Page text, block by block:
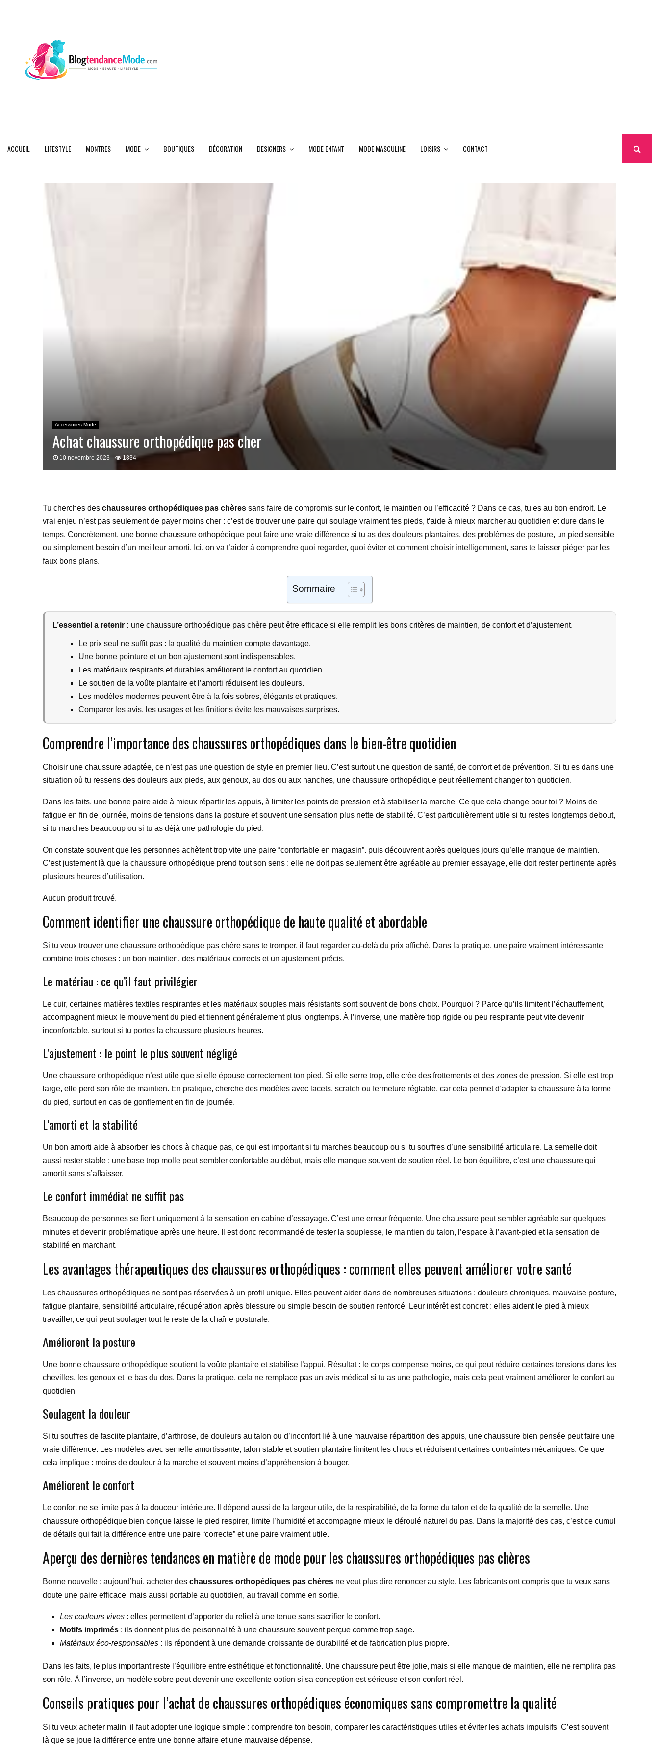
ACCUEIL LIFESTYLE MONTRES MODE BOUTIQUES DÉCORATION DESIGNERS MODE ENFANT MODE MASCULINE LOISIRS CONTACT
Accessoires Mode
Achat chaussure orthopédique pas cher
10 novembre 2023 1834
Tu cherches des chaussures orthopédiques pas chères sans faire de compromis sur le confort, le maintien ou l’efficacité ? Dans ce cas, tu es au bon endroit. Le
vrai enjeu n’est pas seulement de payer moins cher : c’est de trouver une paire qui soulage vraiment tes pieds, t’aide à mieux marcher au quotidien et dure dans le
temps. Concrètement, une bonne chaussure orthopédique peut faire une vraie différence si tu as des douleurs plantaires, des problèmes de posture, un pied sensible
ou simplement besoin d’un meilleur amorti. Ici, on va t’aider à comprendre quoi regarder, quoi éviter et comment choisir intelligemment, sans te laisser piéger par les
faux bons plans.
Sommaire
L’essentiel a retenir : une chaussure orthopédique pas chère peut être efficace si elle remplit les bons critères de maintien, de confort et d’ajustement.
Le prix seul ne suffit pas : la qualité du maintien compte davantage.
Une bonne pointure et un bon ajustement sont indispensables.
Les matériaux respirants et durables améliorent le confort au quotidien.
Le soutien de la voûte plantaire et l’amorti réduisent les douleurs.
Les modèles modernes peuvent être à la fois sobres, élégants et pratiques.
Comparer les avis, les usages et les finitions évite les mauvaises surprises.
Comprendre l’importance des chaussures orthopédiques dans le bien-être quotidien
Choisir une chaussure adaptée, ce n’est pas une question de style en premier lieu. C’est surtout une question de santé, de confort et de prévention. Si tu es dans une
situation où tu ressens des douleurs aux pieds, aux genoux, au dos ou aux hanches, une chaussure orthopédique peut réellement changer ton quotidien.
Dans les faits, une bonne paire aide à mieux répartir les appuis, à limiter les points de pression et à stabiliser la marche. Ce que cela change pour toi ? Moins de
fatigue en fin de journée, moins de tensions dans la posture et souvent une sensation plus nette de stabilité. C’est particulièrement utile si tu restes longtemps debout,
si tu marches beaucoup ou si tu as déjà une pathologie du pied.
On constate souvent que les personnes achètent trop vite une paire “confortable en magasin”, puis découvrent après quelques jours qu’elle manque de maintien.
C’est justement là que la chaussure orthopédique prend tout son sens : elle ne doit pas seulement être agréable au premier essayage, elle doit rester pertinente après
plusieurs heures d’utilisation.
Aucun produit trouvé.
Comment identifier une chaussure orthopédique de haute qualité et abordable
Si tu veux trouver une chaussure orthopédique pas chère sans te tromper, il faut regarder au-delà du prix affiché. Dans la pratique, une paire vraiment intéressante
combine trois choses : un bon maintien, des matériaux corrects et un ajustement précis.
Le matériau : ce qu’il faut privilégier
Le cuir, certaines matières textiles respirantes et les matériaux souples mais résistants sont souvent de bons choix. Pourquoi ? Parce qu’ils limitent l’échauffement,
accompagnent mieux le mouvement du pied et tiennent généralement plus longtemps. À l’inverse, une matière trop rigide ou peu respirante peut vite devenir
inconfortable, surtout si tu portes la chaussure plusieurs heures.
L’ajustement : le point le plus souvent négligé
Une chaussure orthopédique n’est utile que si elle épouse correctement ton pied. Si elle serre trop, elle crée des frottements et des zones de pression. Si elle est trop
large, elle perd son rôle de maintien. En pratique, cherche des modèles avec lacets, scratch ou fermeture réglable, car cela permet d’adapter la chaussure à la forme
du pied, surtout en cas de gonflement en fin de journée.
L’amorti et la stabilité
Un bon amorti aide à absorber les chocs à chaque pas, ce qui est important si tu marches beaucoup ou si tu souffres d’une sensibilité articulaire. La semelle doit
aussi rester stable : une base trop molle peut sembler confortable au début, mais elle manque souvent de soutien réel. Le bon équilibre, c’est une chaussure qui
amortit sans s’affaisser.
Le confort immédiat ne suffit pas
Beaucoup de personnes se fient uniquement à la sensation en cabine d’essayage. C’est une erreur fréquente. Une chaussure peut sembler agréable sur quelques
minutes et devenir problématique après une heure. Il est donc recommandé de tester la souplesse, le maintien du talon, l’espace à l’avant-pied et la sensation de
stabilité en marchant.
Les avantages thérapeutiques des chaussures orthopédiques : comment elles peuvent améliorer votre santé
Les chaussures orthopédiques ne sont pas réservées à un profil unique. Elles peuvent aider dans de nombreuses situations : douleurs chroniques, mauvaise posture,
fatigue plantaire, sensibilité articulaire, récupération après blessure ou simple besoin de soutien renforcé. Leur intérêt est concret : elles aident le pied à mieux
travailler, ce qui peut soulager tout le reste de la chaîne posturale.
Améliorent la posture
Une bonne chaussure orthopédique soutient la voûte plantaire et stabilise l’appui. Résultat : le corps compense moins, ce qui peut réduire certaines tensions dans les
chevilles, les genoux et le bas du dos. Dans la pratique, cela ne remplace pas un avis médical si tu as une pathologie, mais cela peut vraiment améliorer le confort au
quotidien.
Soulagent la douleur
Si tu souffres de fasciite plantaire, d’arthrose, de douleurs au talon ou d’inconfort lié à une mauvaise répartition des appuis, une chaussure bien pensée peut faire une
vraie différence. Les modèles avec semelle amortissante, talon stable et soutien plantaire limitent les chocs et réduisent certaines contraintes mécaniques. Ce que
cela implique : moins de douleur à la marche et souvent moins d’appréhension à bouger.
Améliorent le confort
Le confort ne se limite pas à la douceur intérieure. Il dépend aussi de la largeur utile, de la respirabilité, de la forme du talon et de la qualité de la semelle. Une
chaussure orthopédique bien conçue laisse le pied respirer, limite l’humidité et accompagne mieux le déroulé naturel du pas. Dans la majorité des cas, c’est ce cumul
de détails qui fait la différence entre une paire “correcte” et une paire vraiment utile.
Aperçu des dernières tendances en matière de mode pour les chaussures orthopédiques pas chères
Bonne nouvelle : aujourd’hui, acheter des chaussures orthopédiques pas chères ne veut plus dire renoncer au style. Les fabricants ont compris que tu veux sans
doute une paire efficace, mais aussi portable au quotidien, au travail comme en sortie.
Les couleurs vives : elles permettent d’apporter du relief à une tenue sans sacrifier le confort.
Motifs imprimés : ils donnent plus de personnalité à une chaussure souvent perçue comme trop sage.
Matériaux éco-responsables : ils répondent à une demande croissante de durabilité et de fabrication plus propre.
Dans les faits, le plus important reste l’équilibre entre esthétique et fonctionnalité. Une chaussure peut être jolie, mais si elle manque de maintien, elle ne remplira pas
son rôle. À l’inverse, un modèle sobre peut devenir une excellente option si sa conception est sérieuse et son confort réel.
Conseils pratiques pour l’achat de chaussures orthopédiques économiques sans compromettre la qualité
Si tu veux acheter malin, il faut adopter une logique simple : comprendre ton besoin, comparer les caractéristiques utiles et éviter les achats impulsifs. C’est souvent
là que se joue la différence entre une bonne affaire et une mauvaise dépense.